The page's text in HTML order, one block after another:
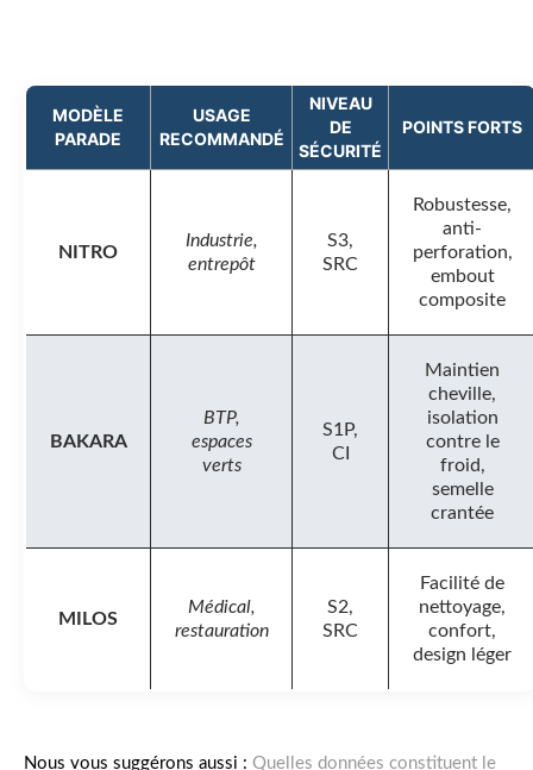
MODÈLE
PARADE
USAGE
RECOMMANDÉ
NIVEAU
DE
SÉCURITÉ
POINTS FORTS
NITRO
Industrie,
entrepôt
S3,
SRC
Robustesse,
anti-
perforation,
embout
composite
BAKARA
BTP,
espaces
verts
S1P,
CI
Maintien
cheville,
isolation
contre le
froid,
semelle
crantée
MILOS
Médical,
restauration
S2,
SRC
Facilité de
nettoyage,
confort,
design léger
Nous vous suggérons aussi : Quelles données constituent le